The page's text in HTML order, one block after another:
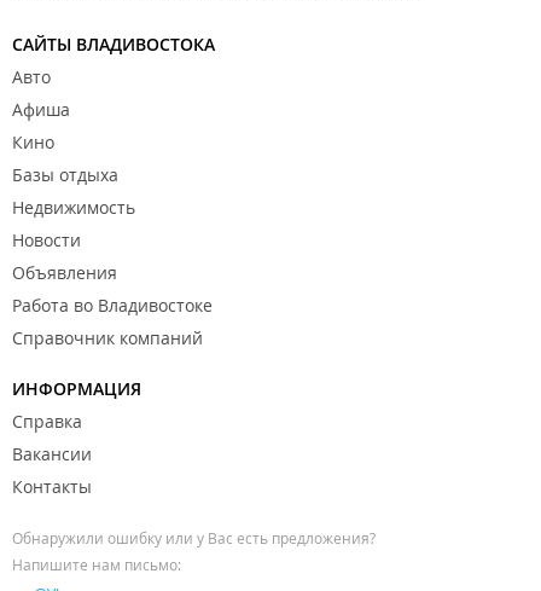
САЙТЫ ВЛАДИВОСТОКА
Авто
Афиша
Кино
Базы отдыха
Недвижимость
Новости
Объявления
Работа во Владивостоке
Справочник компаний
ИНФОРМАЦИЯ
Справка
Вакансии
Контакты
Обнаружили ошибку или у Вас есть предложения?
Напишите нам письмо: